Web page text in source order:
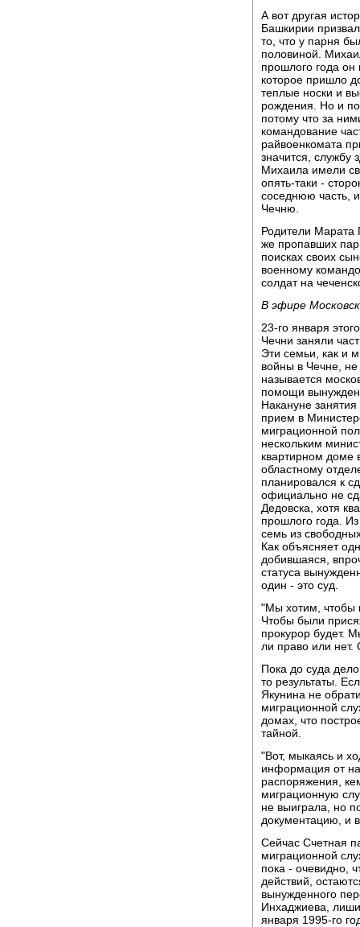
А вот другая
Башкирии
то, что у парня
половиной.
прошлого года
которое пришло
теплые носки и
рождения. Но и
потому что за
командование
райвоенкомата
значится, службу
Михаила имели
опять-таки -
соседнюю часть,
Чечню.
Родители Марата
же пропавших
поисках своих
военному
солдат на
В эфире
23-го января
Чечни заняли
Эти семьи, как и
войны в Чечне,
называется
помощи
Накануне
прием в
миграционной
нескольким
квартирном доме
областному
планировался к
официально не
Дедовска, хотя
прошлого года.
семь из
Как объясняет
добившаяся,
статуса
один - это суд.
"Мы хотим, чтобы
Чтобы были
прокурор будет.
ли право или нет.
Пока до суда
то результаты.
Якунина не
миграционной
домах, что
тайной.
"Вот, мыкаясь и
информация от
распоряжения,
миграционную
не выиграла, но
документацию, и
Сейчас Счетная
миграционной
пока - очевидно,
действий,
вынужденного
Инхаджиева,
января 1995-го